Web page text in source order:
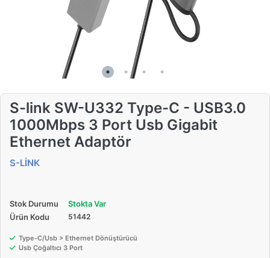
S-link SW-U332 Type-C - USB3.0
1000Mbps 3 Port Usb Gigabit
Ethernet Adaptör
S-LİNK
Stok Durumu
Stokta Var
Ürün Kodu
51442
Type-C/Usb > Ethernet Dönüştürücü
Usb Çoğaltıcı 3 Port